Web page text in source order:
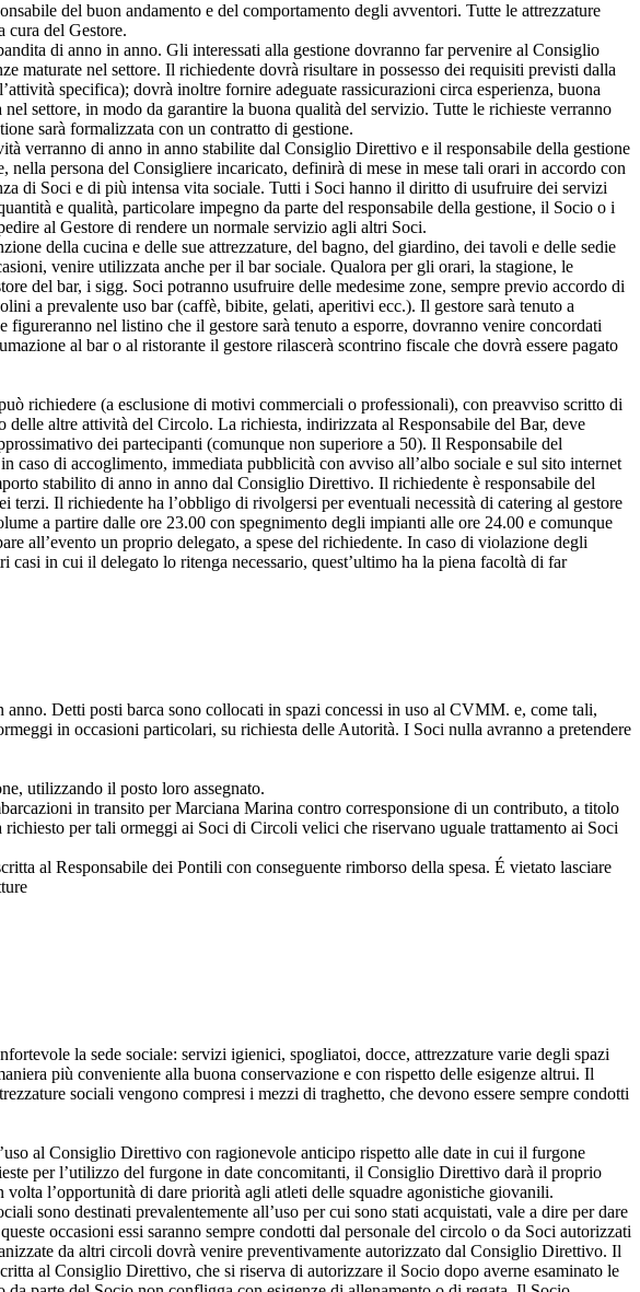
del buon andamento e del comportamento degli avventori. Tutte le attrezzature
cura del Gestore.
di anno in anno. Gli interessati alla gestione dovranno far pervenire al Consiglio
maturate nel settore. Il richiedente dovrà risultare in possesso dei requisiti previsti dalla
specifica); dovrà inoltre fornire adeguate rassicurazioni circa esperienza, buona
settore, in modo da garantire la buona qualità del servizio. Tutte le richieste verranno
sarà formalizzata con un contratto di gestione.
verranno di anno in anno stabilite dal Consiglio Direttivo e il responsabile della gestione
persona del Consigliere incaricato, definirà di mese in mese tali orari in accordo con
di Soci e di più intensa vita sociale. Tutti i Soci hanno il diritto di usufruire dei servizi
e qualità, particolare impegno da parte del responsabile della gestione, il Socio o i
al Gestore di rendere un normale servizio agli altri Soci.
della cucina e delle sue attrezzature, del bagno, del giardino, dei tavoli e delle sedie
venire utilizzata anche per il bar sociale. Qualora per gli orari, la stagione, le
del bar, i sigg. Soci potranno usufruire delle medesime zone, sempre previo accordo di
a prevalente uso bar (caffè, bibite, gelati, aperitivi ecc.). Il gestore sarà tenuto a
nel listino che il gestore sarà tenuto a esporre, dovranno venire concordati
al bar o al ristorante il gestore rilascerà scontrino fiscale che dovrà essere pagato
richiedere (a esclusione di motivi commerciali o professionali), con preavviso scritto di
altre attività del Circolo. La richiesta, indirizzata al Responsabile del Bar, deve
dei partecipanti (comunque non superiore a 50). Il Responsabile del
di accoglimento, immediata pubblicità con avviso all’albo sociale e sul sito internet
stabilito di anno in anno dal Consiglio Direttivo. Il richiedente è responsabile del
Il richiedente ha l’obbligo di rivolgersi per eventuali necessità di catering al gestore
a partire dalle ore 23.00 con spegnimento degli impianti alle ore 24.00 e comunque
all’evento un proprio delegato, a spese del richiedente. In caso di violazione degli
in cui il delegato lo ritenga necessario, quest’ultimo ha la piena facoltà di far
Detti posti barca sono collocati in spazi concessi in uso al CVMM. e, come tali,
in occasioni particolari, su richiesta delle Autorità. I Soci nulla avranno a pretendere
utilizzando il posto loro assegnato.
in transito per Marciana Marina contro corresponsione di un contributo, a titolo
per tali ormeggi ai Soci di Circoli velici che riservano uguale trattamento ai Soci
al Responsabile dei Pontili con conseguente rimborso della spesa. É vietato lasciare
la sede sociale: servizi igienici, spogliatoi, docce, attrezzature varie degli spazi
più conveniente alla buona conservazione e con rispetto delle esigenze altrui. Il
sociali vengono compresi i mezzi di traghetto, che devono essere sempre condotti
al Consiglio Direttivo con ragionevole anticipo rispetto alle date in cui il furgone
per l’utilizzo del furgone in date concomitanti, il Consiglio Direttivo darà il proprio
l’opportunità di dare priorità agli atleti delle squadre agonistiche giovanili.
sono destinati prevalentemente all’uso per cui sono stati acquistati, vale a dire per dare
occasioni essi saranno sempre condotti dal personale del circolo o da Soci autorizzati
da altri circoli dovrà venire preventivamente autorizzato dal Consiglio Direttivo. Il
al Consiglio Direttivo, che si riserva di autorizzare il Socio dopo averne esaminato le